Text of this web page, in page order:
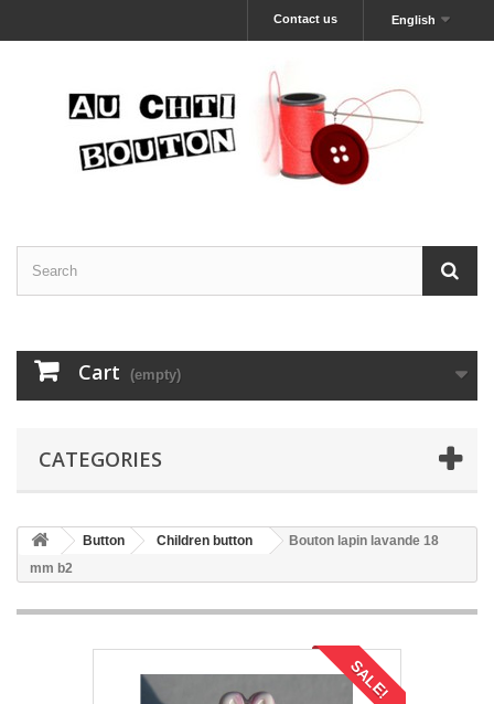
English
Contact us
Cart (empty)
CATEGORIES
Button Children button
Bouton lapin lavande 18
mm b2
SALE!